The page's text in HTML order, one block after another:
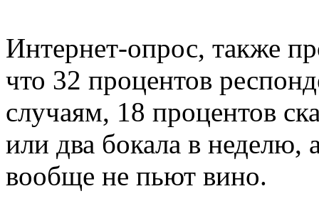
Интернет-опрос, также
что 32 процентов
случаям, 18 процентов
или два бокала в неделю,
вообще не пьют вино.